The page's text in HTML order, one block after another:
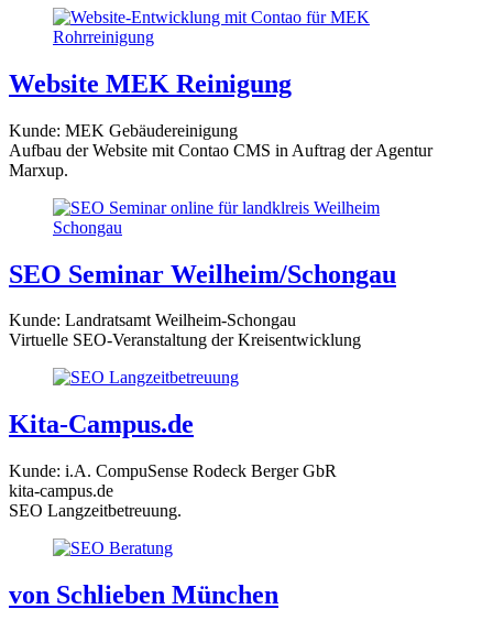
Website MEK Reinigung
Kunde: MEK Gebäudereinigung
Aufbau der Website mit Contao CMS in Auftrag der Agentur
Marxup.
SEO Seminar Weilheim/Schongau
Kunde: Landratsamt Weilheim-Schongau
Virtuelle SEO-Veranstaltung der Kreisentwicklung
Kita-Campus.de
Kunde: i.A. CompuSense Rodeck Berger GbR
kita-campus.de
SEO Langzeitbetreuung.
von Schlieben München